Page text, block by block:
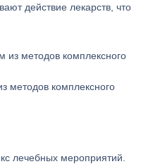
действие лекарств, что
методов комплексного
лечебных мероприятий.